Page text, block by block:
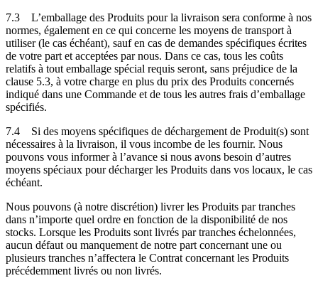
7.3
L’emballage des Produits pour la livraison sera conforme à nos
normes, également en ce qui concerne les moyens de transport à
utiliser (le cas échéant), sauf en cas de demandes spécifiques écrites
de votre part et acceptées par nous. Dans ce cas, tous les coûts
relatifs à tout emballage spécial requis seront, sans préjudice de la
clause 5.3, à votre charge en plus du prix des Produits concernés
indiqué dans une Commande et de tous les autres frais d’emballage
spécifiés.
7.4
Si des moyens spécifiques de déchargement de Produit(s) sont
nécessaires à la livraison, il vous incombe de les fournir. Nous
pouvons vous informer à l’avance si nous avons besoin d’autres
moyens spéciaux pour décharger les Produits dans vos locaux, le cas
échéant.
Nous pouvons (à notre discrétion) livrer les Produits par tranches
dans n’importe quel ordre en fonction de la disponibilité de nos
stocks. Lorsque les Produits sont livrés par tranches échelonnées,
aucun défaut ou manquement de notre part concernant une ou
plusieurs tranches n’affectera le Contrat concernant les Produits
précédemment livrés ou non livrés.